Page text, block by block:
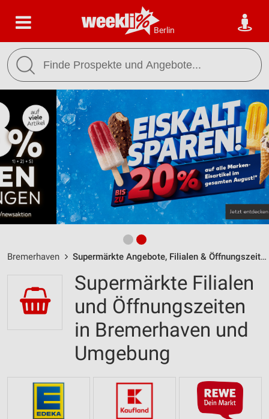
Berlin
Bremerhaven Supermärkte Angebote, Filialen & Öffnungszeiten
Supermärkte Filialen
und Öffnungszeiten
in Bremerhaven und
Umgebung